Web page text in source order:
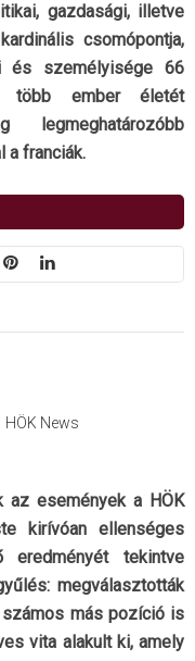
gazdasági, illetve
csomópontja,
és személyisége 66
több ember életét
legmeghatározóbb
a franciák.
HÖK News
az események a HÖK
kirívóan ellenséges
eredményét tekintve
megválasztották
számos más pozíció is
vita alakult ki, amely